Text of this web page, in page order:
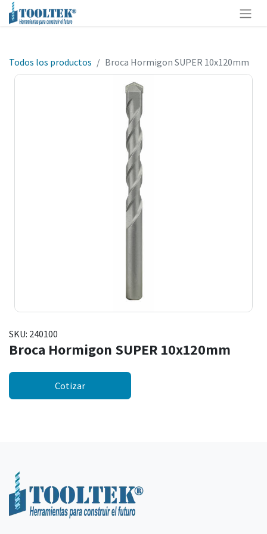
Todos los productos Broca Hormigon SUPER 10x120mm
SKU: 240100
Broca Hormigon SUPER 10x120mm
Cotizar